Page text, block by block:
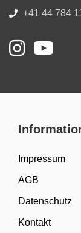
+41 44 784
Impressum
AGB
Datenschutz
Kontakt